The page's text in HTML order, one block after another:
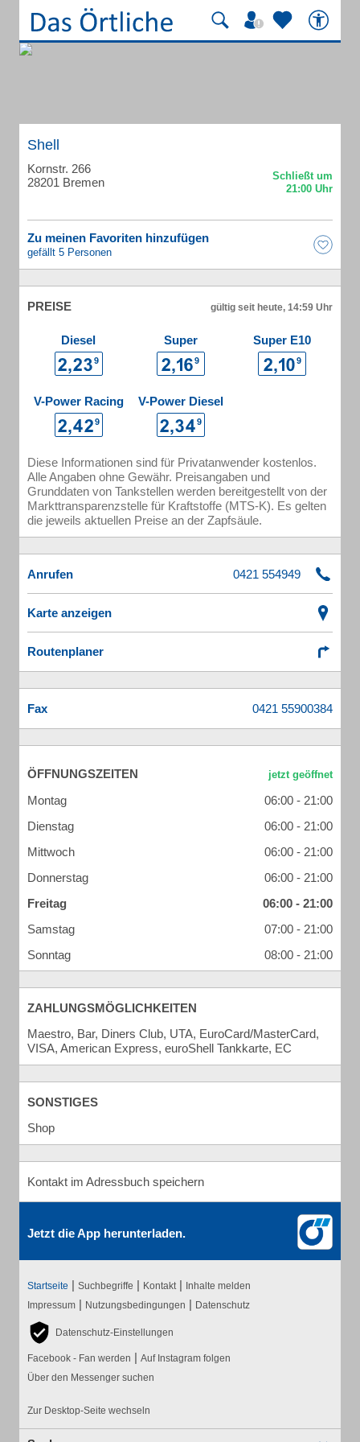
Shell
Kornstr. 266
28201 Bremen
Zu meinen Favoriten hinzufügen
gefällt 5 Personen
PREISE gültig seit heute, 14:59 Uhr
Diesel Super Super E10
V-Power Racing V-Power Diesel
Diese Informationen sind für Privatanwender kostenlos.
Alle Angaben ohne Gewähr. Preisangaben und
Grunddaten von Tankstellen werden bereitgestellt von der
Markttransparenzstelle für Kraftstoffe (MTS-K). Es gelten
die jeweils aktuellen Preise an der Zapfsäule.
Anrufen
Karte anzeigen
Routenplaner
Fax
ÖFFNUNGSZEITEN
Montag
06:00 - 21:00
Dienstag
06:00 - 21:00
Mittwoch
06:00 - 21:00
Donnerstag
06:00 - 21:00
Freitag
06:00 - 21:00
Samstag
07:00 - 21:00
Sonntag
08:00 - 21:00
ZAHLUNGSMÖGLICHKEITEN
Maestro, Bar, Diners Club, UTA, EuroCard/MasterCard,
VISA, American Express, euroShell Tankkarte, EC
SONSTIGES
Shop
Kontakt im Adressbuch speichern
Jetzt die App herunterladen.
Startseite | Suchbegriffe | Kontakt | Inhalte melden
Impressum | Nutzungsbedingungen | Datenschutz
Datenschutz-Einstellungen
Facebook - Fan werden | Auf Instagram folgen
Über den Messenger suchen
Zur Desktop-Seite wechseln